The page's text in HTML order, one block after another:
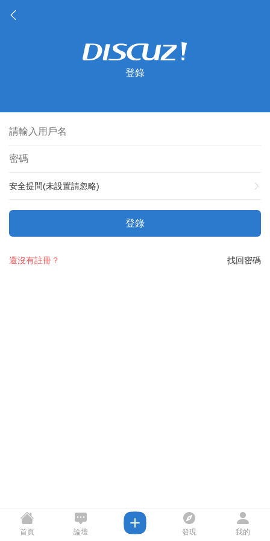
登錄
安全提問(未設置請忽略)
登錄
找回密碼
還沒有註冊？
首頁 論壇 發現 我的